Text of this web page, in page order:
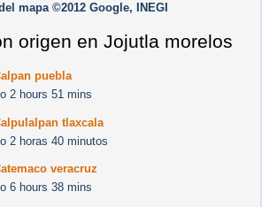
mapa ©2012 Google, INEGI
origen en Jojutla morelos
puebla
2 hours 51 mins
tlaxcala
2 horas 40 minutos
veracruz
6 hours 38 mins